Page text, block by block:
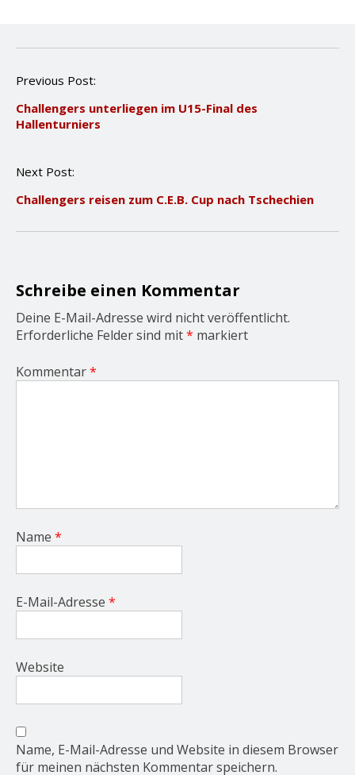
P
s
t
v
g
n
Previous Post:
Challengers unterliegen im U15-Final des
Hallenturniers
Next Post:
Challengers reisen zum C.E.B. Cup nach Tschechien
Schreibe einen Kommentar
Deine E-Mail-Adresse wird nicht veröffentlicht.
Erforderliche Felder sind mit* markiert
Kommentar*
Name *
E-Mail-Adresse *
Website
Name, E-Mail-Adresse und Website in diesem Browser
für meinen nächsten Kommentar speichern.